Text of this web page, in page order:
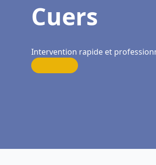
Cuers
Intervention rapide et